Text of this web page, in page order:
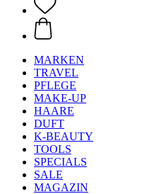
MARKEN
TRAVEL
PFLEGE
MAKE-UP
HAARE
DUFT
K-BEAUTY
TOOLS
SPECIALS
SALE
MAGAZIN